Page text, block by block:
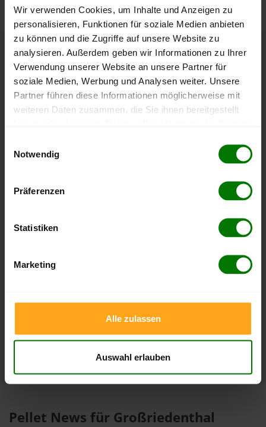
Wir verwenden Cookies, um Inhalte und Anzeigen zu
personalisieren, Funktionen für soziale Medien anbieten
zu können und die Zugriffe auf unsere Website zu
analysieren. Außerdem geben wir Informationen zu Ihrer
Verwendung unserer Website an unsere Partner für
soziale Medien, Werbung und Analysen weiter. Unsere
Partner führen diese Informationen möglicherweise mit
weiteren Daten zusammen, die Sie ihnen bereitgestellt
Notwendig
Präferenzen
Statistiken
Marketing
Alle zulassen
Auswahl erlauben
Höchst- und Tiefststände der
Pelletspreise in Großriedenthal
Die Tabelle zeigt dieHöchst- und Tiefststände der
Zeitraum
Tiefststand
08.07.2026
420,00 €
Pellet News für Großriedenthal